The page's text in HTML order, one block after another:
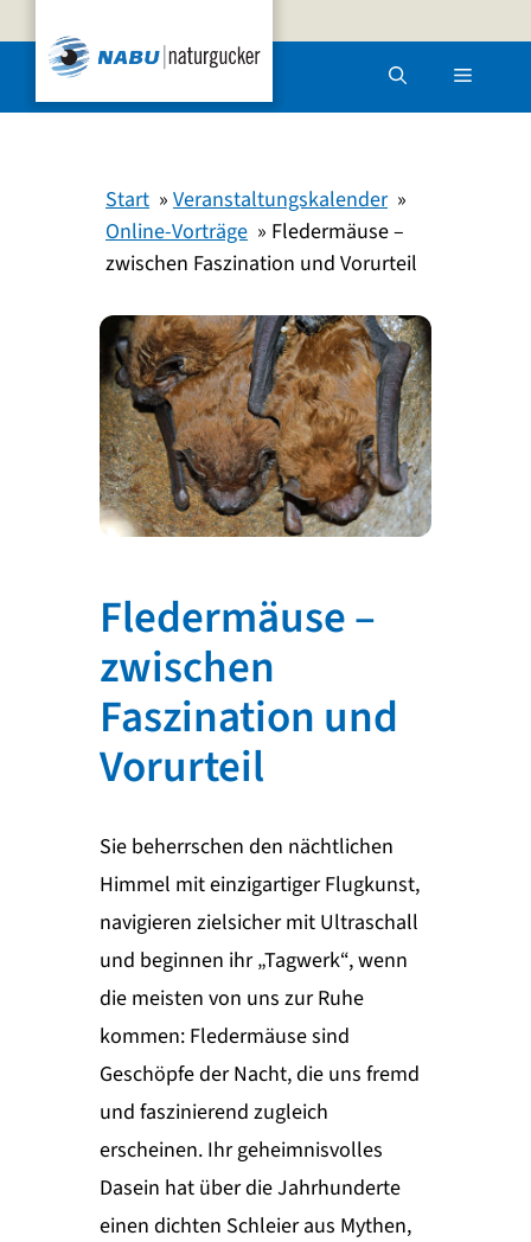
Inhalt
springen
Menü
Start
Veranstaltungskalender
Online-Vorträge
Fledermäuse –
zwischen Faszination und Vorurteil
Fledermäuse –
zwischen
Faszination und
Vorurteil
Sie beherrschen den nächtlichen
Himmel mit einzigartiger Flugkunst,
navigieren zielsicher mit Ultraschall
und beginnen ihr „Tagwerk“, wenn
die meisten von uns zur Ruhe
kommen: Fledermäuse sind
Geschöpfe der Nacht, die uns fremd
und faszinierend zugleich
erscheinen. Ihr geheimnisvolles
Dasein hat über die Jahrhunderte
einen dichten Schleier aus Mythen,